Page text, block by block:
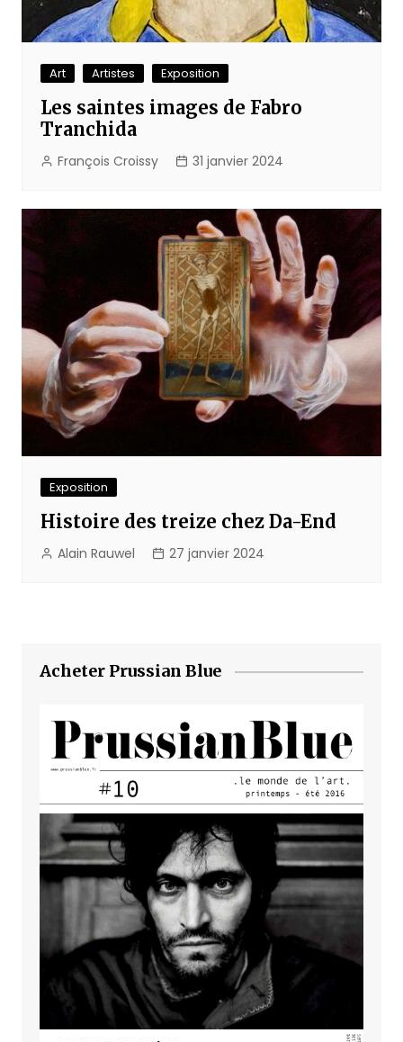
Art Artistes Exposition
Les saintes images de Fabro
Tranchida
François Croissy 31 janvier 2024
Exposition
Histoire des treize chez Da-End
Alain Rauwel 27 janvier 2024
Acheter Prussian Blue